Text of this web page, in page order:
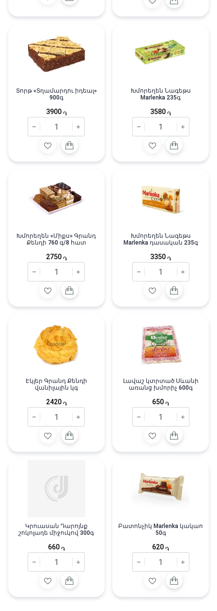
Տորթ «Տղամարդու իդեալ»
900գ
3900 ֏
Խմորեղեն Նագեթս
Marlenka 235գ
3580 ֏
Խմորեղեն «Միքս» Գրանդ
Քենդի 760 գ/8 հատ
2750 ֏
Խմորեղեն Նագեթս
Marlenka դասական 235գ
3350 ֏
Էկլեր Գրանդ Քենդի
վանիլային կգ
2420 ֏
Լավաշ կտրտած Սևանի
առանց խմորիչ 600գ
650 ֏
Կրուասան Դարոյնք
շոկոլադե միջուկով 300գ
660 ֏
Բատոնչիկ Marlenka կակաո
50գ
620 ֏